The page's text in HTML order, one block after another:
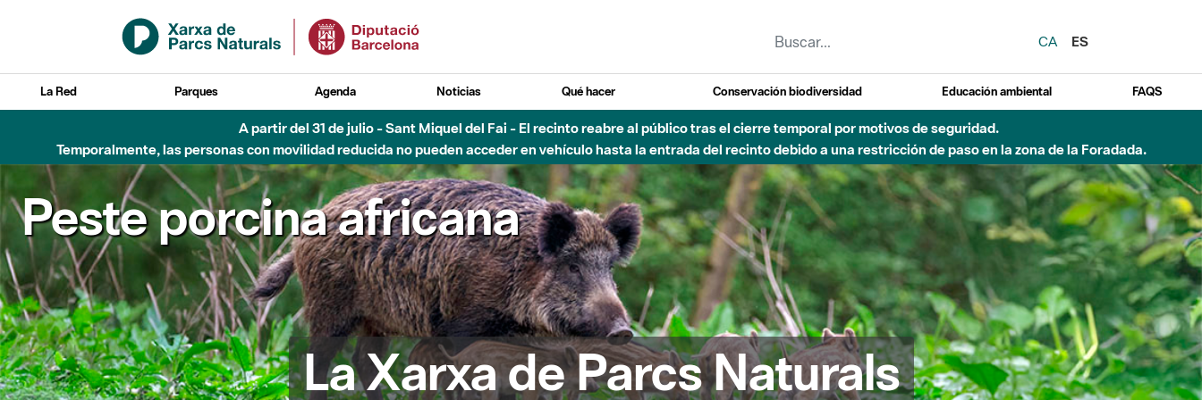
Saltar al contenido principal
CA
ES
La Red Parques Agenda Noticias Qué hacer Conservación biodiversidad Educación ambiental FAQS
A partir del 31 de julio - Sant Miquel del Fai - El recinto reabre al público tras el cierre temporal por motivos de seguridad.
Temporalmente, las personas con movilidad reducida no pueden acceder en vehículo hasta la entrada del recinto debido a una restricción de paso en la zona de la Foradada.
Peste porcina africana
La Xarxa de Parcs Naturals